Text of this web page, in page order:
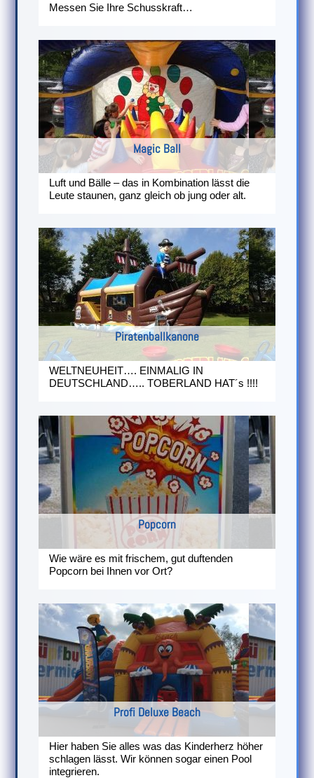
Messen Sie Ihre Schusskraft…
Magic Ball
Luft und Bälle – das in Kombination lässt die
Leute staunen, ganz gleich ob jung oder alt.
Piratenballkanone
WELTNEUHEIT…. EINMALIG IN
DEUTSCHLAND….. TOBERLAND HAT´s !!!!
Popcorn
Wie wäre es mit frischem, gut duftenden
Popcorn bei Ihnen vor Ort?
Profi Deluxe Beach
Hier haben Sie alles was das Kinderherz höher
schlagen lässt. Wir können sogar einen Pool
integrieren.